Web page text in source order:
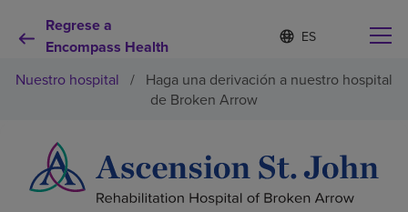
Regrese a
Encompass Health
Lista
de
contraída
d
o
l
e
c
Por qué debe elegirnos
Nuestro hospital / Haga una derivación a nuestro hospital
de Broken Arrow